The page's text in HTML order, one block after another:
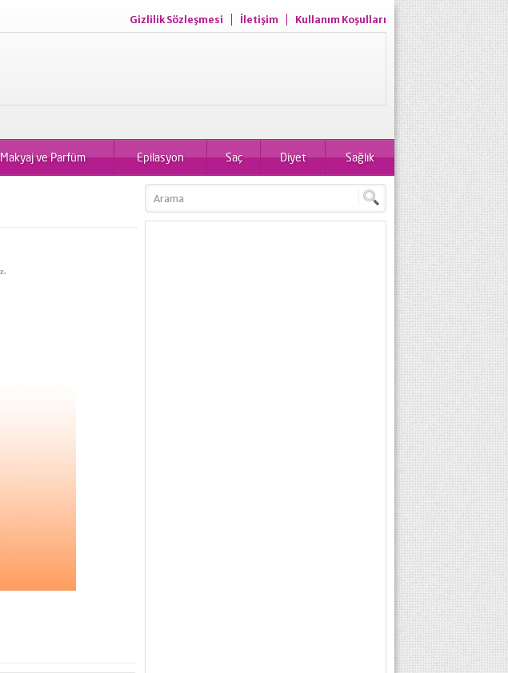
Gizlilik Sözleşmesi İletişim Kullanım Koşulları
Makyaj ve Parfüm Epilasyon Saç Diyet Sağlık